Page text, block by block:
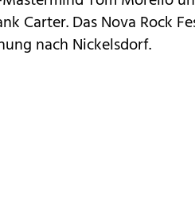
Carter. Das Nova Rock
nach Nickelsdorf.